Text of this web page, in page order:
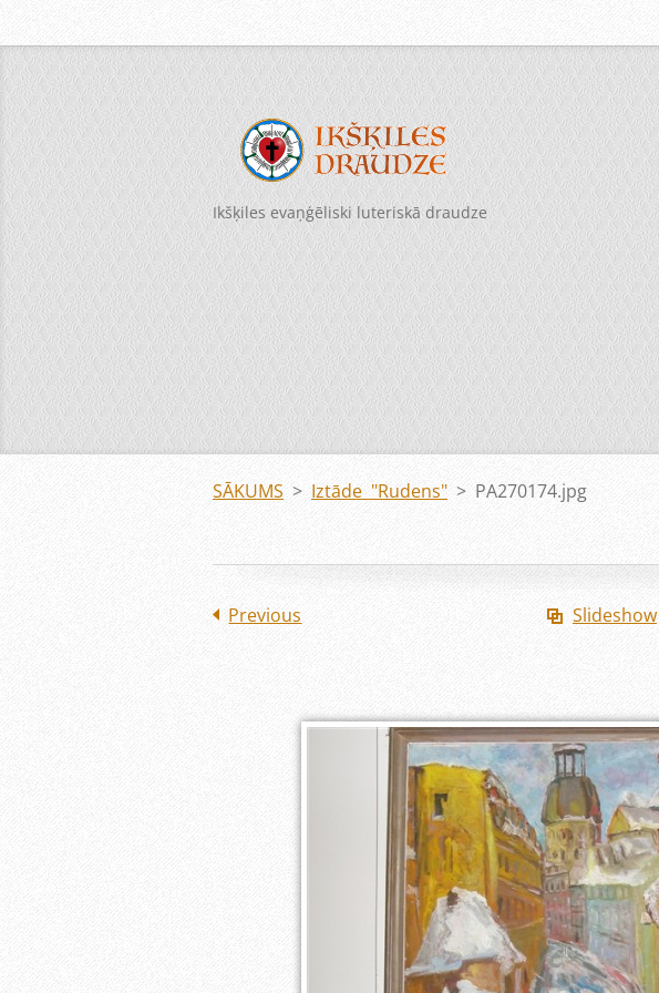
Ikšķiles evaņģēliski luteriskā draudze
SĀKUMS > Iztāde "Rudens" > PA270174.jpg
Previous Slideshow